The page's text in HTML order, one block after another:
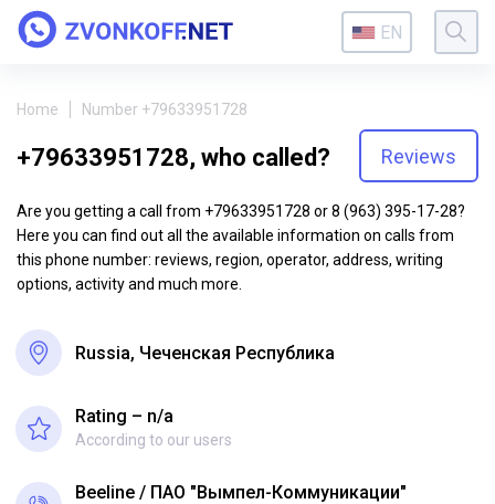
EN
Home Number +79633951728
+79633951728, who called? Reviews
Are you getting a call from +79633951728 or 8 (963) 395-17-28?
Here you can find out all the available information on calls from
this phone number: reviews, region, operator, address, writing
options, activity and much more.
Russia, Чеченская Республика
Rating – n/a
According to our users
Beeline ПАО "Вымпел-Коммуникации"